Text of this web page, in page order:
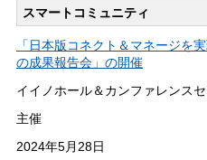
スマートコミュニティ
「日本版コネクト＆マネージを
の成果報告会」の開催
イイノホール＆カンファレンス
主催
2024年5月28日